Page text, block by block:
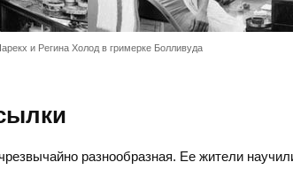
и Регина Холод в гримерке Болливуда
разнообразная. Ее жители